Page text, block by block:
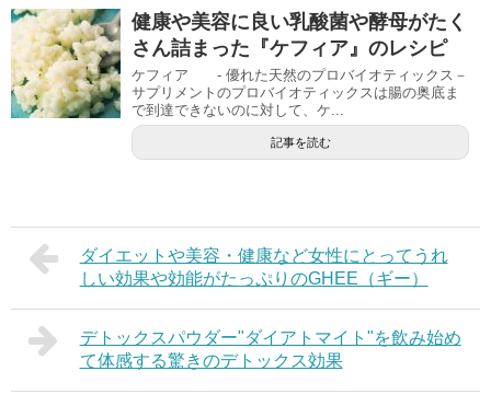
健康や美容に良い乳酸菌や酵母がたく
さん詰まった『ケフィア』のレシピ
ケフィア - 優れた天然のプロバイオティックス－
サプリメントのプロバイオティックスは腸の奥底ま
で到達できないのに対して、ケ...
記事を読む
ダイエットや美容・健康など女性にとってうれ
しい効果や効能がたっぷりのGHEE（ギー）
デトックスパウダー"ダイアトマイト"を飲み始め
て体感する驚きのデトックス効果